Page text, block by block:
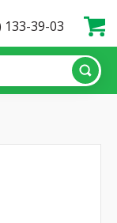
133-39-03